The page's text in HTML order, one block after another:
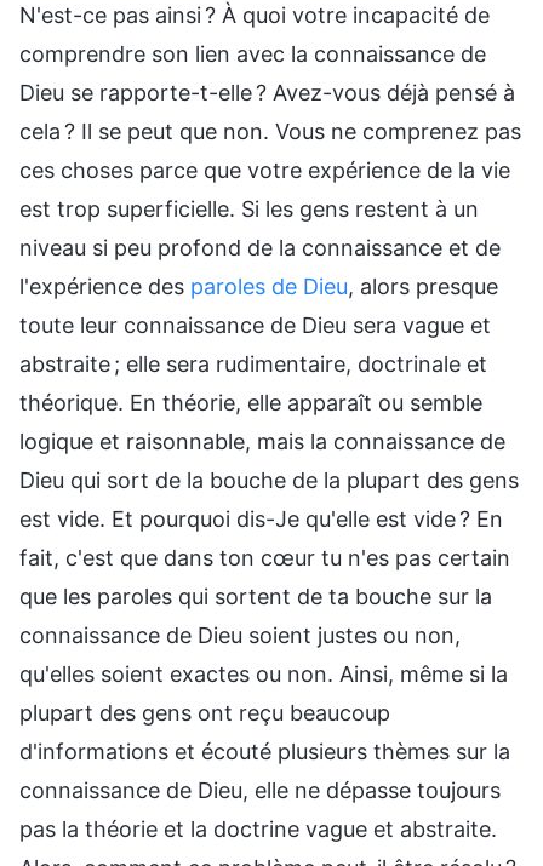
N'est-ce pas ainsi ? À quoi votre incapacité de
comprendre son lien avec la connaissance de
Dieu se rapporte-t-elle ? Avez-vous déjà pensé à
cela ? Il se peut que non. Vous ne comprenez pas
ces choses parce que votre expérience de la vie
est trop superficielle. Si les gens restent à un
niveau si peu profond de la connaissance et de
l'expérience des paroles de Dieu, alors presque
toute leur connaissance de Dieu sera vague et
abstraite ; elle sera rudimentaire, doctrinale et
théorique. En théorie, elle apparaît ou semble
logique et raisonnable, mais la connaissance de
Dieu qui sort de la bouche de la plupart des gens
est vide. Et pourquoi dis-Je qu'elle est vide ? En
fait, c'est que dans ton cœur tu n'es pas certain
que les paroles qui sortent de ta bouche sur la
connaissance de Dieu soient justes ou non,
qu'elles soient exactes ou non. Ainsi, même si la
plupart des gens ont reçu beaucoup
d'informations et écouté plusieurs thèmes sur la
connaissance de Dieu, elle ne dépasse toujours
pas la théorie et la doctrine vague et abstraite.